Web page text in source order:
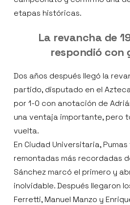
etapas históricas.
La revancha de
respondió con
Dos años después llegó la
partido, disputado en el
por 1-0 con anotación de
una ventaja importante, pero
vuelta.
En Ciudad Universitaria,
remontadas más recordadas
Sánchez marcó el primero y
inolvidable. Después llegaron
Ferretti, Manuel Manzo y